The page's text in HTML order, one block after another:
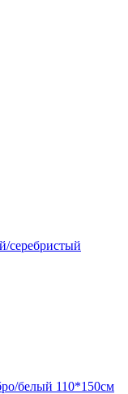
серебристый
белый 110*150см